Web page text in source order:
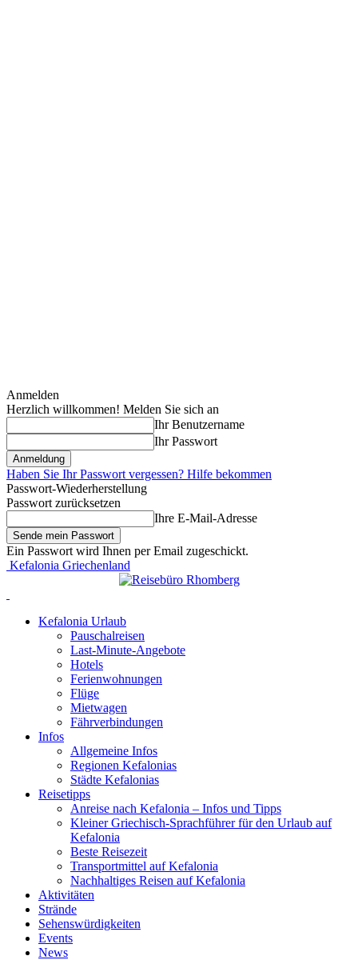
Anmelden
Herzlich willkommen! Melden Sie sich an
Ihr Benutzername
Ihr Passwort
Haben Sie Ihr Passwort vergessen? Hilfe bekommen
Passwort-Wiederherstellung
Passwort zurücksetzen
Ihre E-Mail-Adresse
Ein Passwort wird Ihnen per Email zugeschickt.
Kefalonia Griechenland
Kefalonia Urlaub
Pauschalreisen
Last-Minute-Angebote
Hotels
Ferienwohnungen
Flüge
Mietwagen
Fährverbindungen
Infos
Allgemeine Infos
Regionen Kefalonias
Städte Kefalonias
Reisetipps
Anreise nach Kefalonia – Infos und Tipps
Kleiner Griechisch-Sprachführer für den Urlaub auf
Kefalonia
Beste Reisezeit
Transportmittel auf Kefalonia
Nachhaltiges Reisen auf Kefalonia
Aktivitäten
Strände
Sehenswürdigkeiten
Events
News